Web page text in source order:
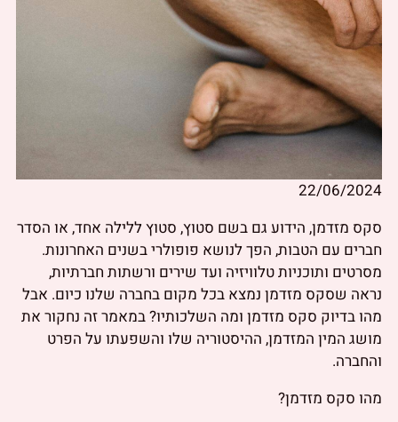
22/06/2024
סקס מזדמן, הידוע גם בשם סטוץ, סטוץ ללילה אחד, או הסדר
חברים עם הטבות, הפך לנושא פופולרי בשנים האחרונות.
מסרטים ותוכניות טלוויזיה ועד שירים ורשתות חברתיות,
נראה שסקס מזדמן נמצא בכל מקום בחברה שלנו כיום. אבל
מהו בדיוק סקס מזדמן ומה השלכותיו? במאמר זה נחקור את
מושג המין המזדמן, ההיסטוריה שלו והשפעתו על הפרט
והחברה.
מהו סקס מזדמן?